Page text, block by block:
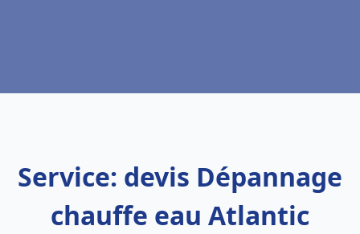
Service: devis Dépannage
chauffe eau Atlantic